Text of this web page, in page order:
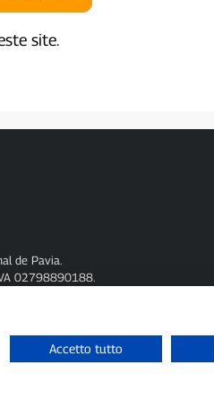
site.
de Pavia.
02798890188.
P300.it"Accetto tutto